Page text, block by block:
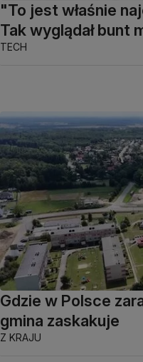
"To jest właśnie
Tak wyglądał bunt
TECH
Gdzie w Polsce
gmina zaskakuje
Z KRAJU